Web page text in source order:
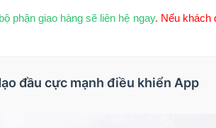
phận giao hàng sẽ liên hệ ngay. Nếu khách
đầu cực mạnh điều khiển App